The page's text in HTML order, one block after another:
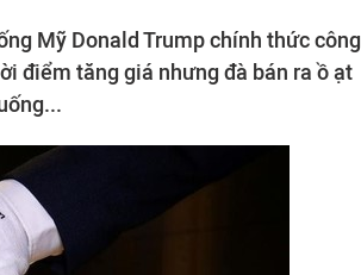
Mỹ Donald Trump chính thức công
điểm tăng giá nhưng đà bán ra ồ ạt